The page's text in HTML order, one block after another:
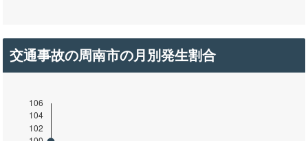
交通事故の周南市の月別発生割合